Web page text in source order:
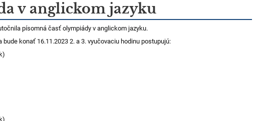
v anglickom jazyku
písomná časť olympiády v anglickom jazyku.
bude konať 16.11.2023 2. a 3. vyučovaciu hodinu postupujú: